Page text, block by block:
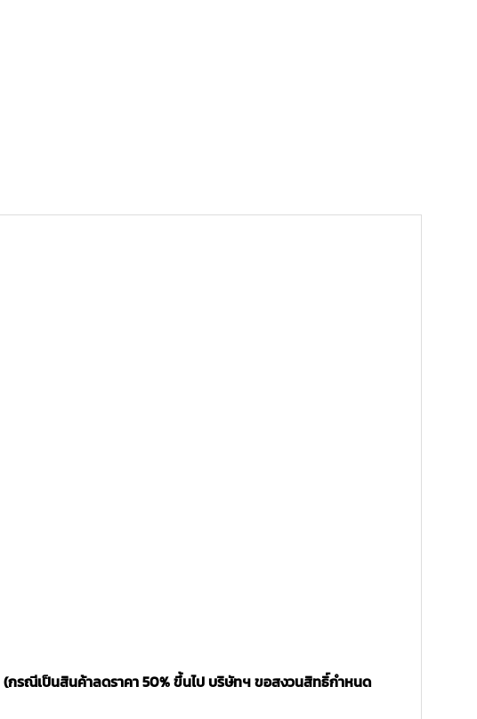
(กรณีเป็นสินค้าลดราคา 50% ขึ้นไป บริษัทฯ ขอสงวนสิทธิ์กำหนด